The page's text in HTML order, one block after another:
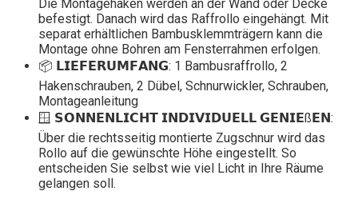
Die Montagehaken werden an der Wand oder Decke
befestigt. Danach wird das Raffrollo eingehängt. Mit
separat erhältlichen Bambusklemmträgern kann die
Montage ohne Bohren am Fensterrahmen erfolgen.
📦 𝗟𝗜𝗘𝗙𝗘𝗥𝗨𝗠𝗙𝗔𝗡𝗚: 1 Bambusraffrollo, 2
Hakenschrauben, 2 Dübel, Schnurwickler, Schrauben,
Montageanleitung
🪟 𝗦𝗢𝗡𝗡𝗘𝗡𝗟𝗜𝗖𝗛𝗧 𝗜𝗡𝗗𝗜𝗩𝗜𝗗𝗨𝗘𝗟𝗟 𝗚𝗘𝗡𝗜𝗘ß𝗘𝗡:
Über die rechtsseitig montierte Zugschnur wird das
Rollo auf die gewünschte Höhe eingestellt. So
entscheiden Sie selbst wie viel Licht in Ihre Räume
gelangen soll.